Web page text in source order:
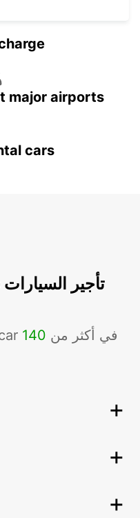
major airports
cars
تأجير
موقعًا لشركة Europcar في أكثر من 140